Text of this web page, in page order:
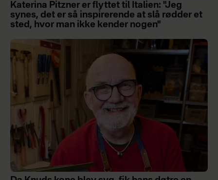
Katerina Pitzner er flyttet til Italien: "Jeg
synes, det er så inspirerende at slå rødder et
sted, hvor man ikke kender nogen"